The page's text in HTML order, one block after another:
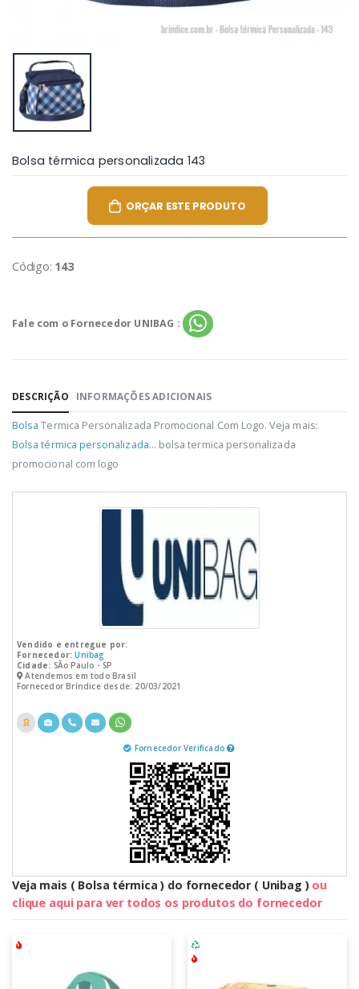
Bolsa térmica personalizada 143
ORÇAR ESTE PRODUTO
Código: 143
Fale com o Fornecedor UNIBAG :
DESCRIÇÃO INFORMAÇÕES ADICIONAIS
Bolsa Termica Personalizada Promocional Com Logo. Veja mais:
Bolsa térmica personalizada... bolsa termica personalizada
promocional com logo
Vendido e entregue por:
Fornecedor: Unibag
Cidade: SÃo Paulo - SP
Atendemos em todo Brasil
Fornecedor Bríndice desde: 20/03/2021
Fornecedor Verificado
Veja mais ( Bolsa térmica ) do fornecedor ( Unibag ) ou
clique aqui para ver todos os produtos do fornecedor